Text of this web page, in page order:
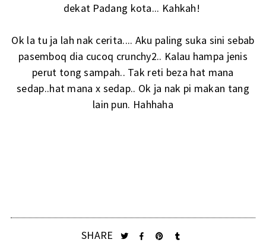
dekat Padang kota... Kahkah!
Ok la tu ja lah nak cerita.... Aku paling suka sini sebab
pasemboq dia cucoq crunchy2.. Kalau hampa jenis
perut tong sampah.. Tak reti beza hat mana
sedap..hat mana x sedap.. Ok ja nak pi makan tang
lain pun. Hahhaha
SHARE